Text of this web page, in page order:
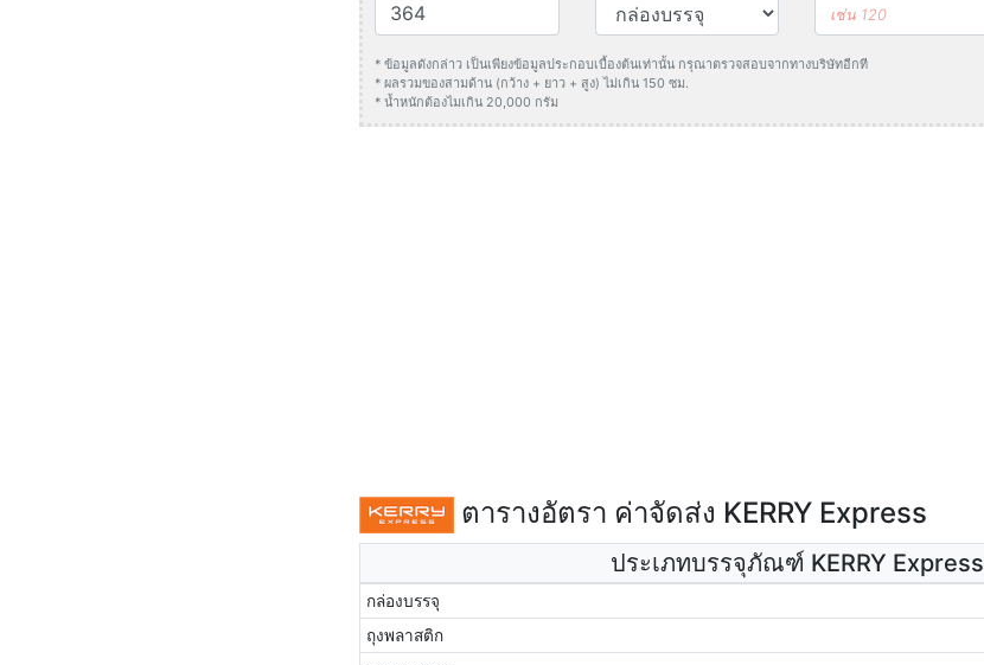
* ข้อมูลดังกล่าว เป็นเพียงข้อมูลประกอบเบื้องต้นเท่านั้น กรุณาตรวจสอบจากทางบริษัทอีกที
* ผลรวมของสามด้าน (กว้าง + ยาว + สูง) ไม่เกิน 150 ซม.
* น้ำหนักต้องไมเกิน 20,000 กรัม
ตารางอัตรา ค่าจัดส่ง KERRY Express
ประเภทบรรจุภัณฑ์ KERRY Express
กล่องบรรจุ
ถุงพลาสติก